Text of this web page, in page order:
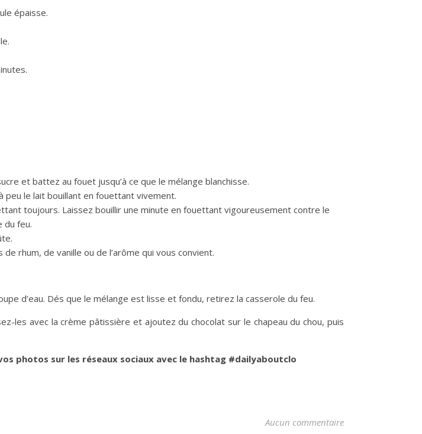
épaisse.
et battez au fouet jusqu’à ce que le mélange blanchisse.
peu le lait bouillant en fouettant vivement.
toujours. Laissez bouillir une minute en fouettant vigoureusement contre le
du feu.
rhum, de vanille ou de l’arôme qui vous convient.
d’eau. Dés que le mélange est lisse et fondu, retirez la casserole du feu.
les avec la crème pâtissière et ajoutez du chocolat sur le chapeau du chou, puis
photos sur les réseaux sociaux avec le hashtag #dailyaboutclo
Aucun commentaire